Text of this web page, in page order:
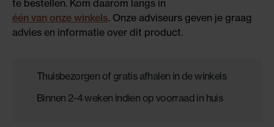
te bestellen. Kom daarom langs in
één van onze winkels. Onze adviseurs geven je graag
advies en informatie over dit product.
Thuisbezorgen of gratis afhalen in de winkels
Binnen 2-4 weken indien op voorraad in huis